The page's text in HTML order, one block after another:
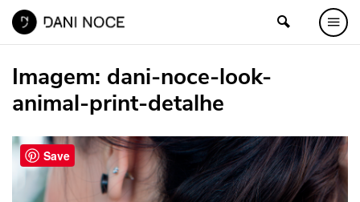
Imagem: dani-noce-look-
animal-print-detalhe
Save